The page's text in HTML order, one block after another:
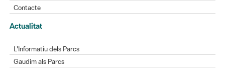
Contacte
Actualitat
L'Informatiu dels Parcs
Gaudim als Parcs